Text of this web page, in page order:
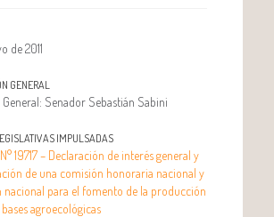
de 2011
GENERAL
General: Senador Sebastián Sabini
IMPULSADAS
19717 – Declaración de interés general y
de una comisión honoraria nacional y
nacional para el fomento de la producción
agroecológicas